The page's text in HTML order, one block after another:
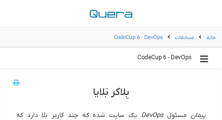
خانه مسابقات CodeCup 6 - DevOps
CodeCup 6 - DevOps
بِلاکر بَلایا
پیمانمسئولDevOps یک سایت شده که چند کاربر بَلا دارد که